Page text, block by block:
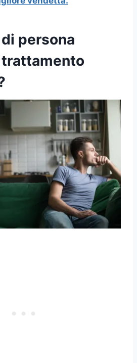
persona